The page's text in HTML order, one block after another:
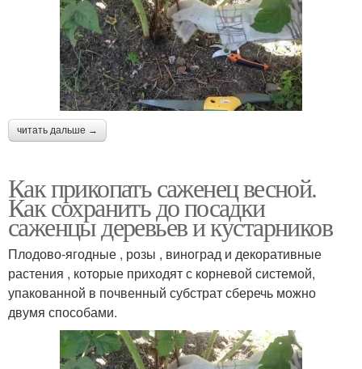
читать дальше →
Как прикопать саженец весной.
Как сохранить до посадки
саженцы деревьев и кустарников
Плодово-ягодные , розы , виноград и декоративные
растения , которые приходят с корневой системой,
упакованной в почвенный субстрат сберечь можно
двумя способами.